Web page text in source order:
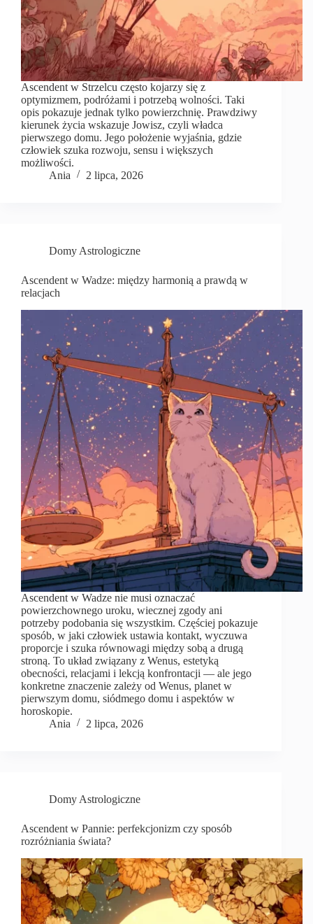
Ascendent w Strzelcu często kojarzy się z
optymizmem, podróżami i potrzebą wolności. Taki
opis pokazuje jednak tylko powierzchnię. Prawdziwy
kierunek życia wskazuje Jowisz, czyli władca
pierwszego domu. Jego położenie wyjaśnia, gdzie
człowiek szuka rozwoju, sensu i większych
możliwości.
Ania
2 lipca, 2026
Domy Astrologiczne
Ascendent w Wadze: między harmonią a prawdą w
relacjach
Ascendent w Wadze nie musi oznaczać
powierzchownego uroku, wiecznej zgody ani
potrzeby podobania się wszystkim. Częściej pokazuje
sposób, w jaki człowiek ustawia kontakt, wyczuwa
proporcje i szuka równowagi między sobą a drugą
stroną. To układ związany z Wenus, estetyką
obecności, relacjami i lekcją konfrontacji — ale jego
konkretne znaczenie zależy od Wenus, planet w
pierwszym domu, siódmego domu i aspektów w
horoskopie.
Ania
2 lipca, 2026
Domy Astrologiczne
Ascendent w Pannie: perfekcjonizm czy sposób
rozróżniania świata?